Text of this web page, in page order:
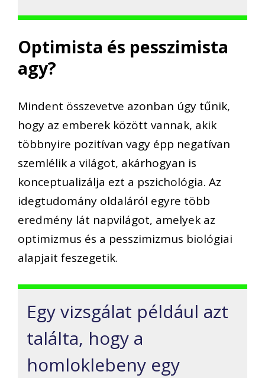
Optimista és pesszimista
agy?
Mindent összevetve azonban úgy tűnik,
hogy az emberek között vannak, akik
többnyire pozitívan vagy épp negatívan
szemlélik a világot, akárhogyan is
konceptualizálja ezt a pszichológia. Az
idegtudomány oldaláról egyre több
eredmény lát napvilágot, amelyek az
optimizmus és a pesszimizmus biológiai
alapjait feszegetik.
Egy vizsgálat például azt
találta, hogy a
homloklebeny egy